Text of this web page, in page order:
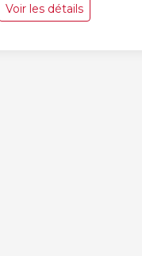
Voir les détails